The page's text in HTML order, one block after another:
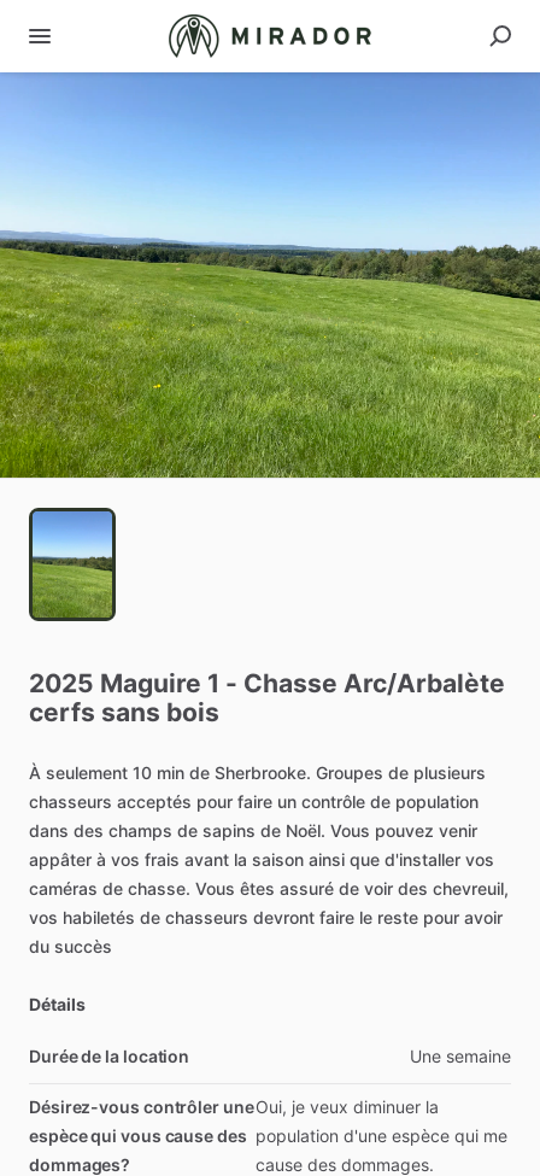
2025 Maguire 1 - Chasse Arc​/​Arbalète
cerfs sans bois
À seulement 10 min de Sherbrooke. Groupes de plusieurs
chasseurs acceptés pour faire un contrôle de population
dans des champs de sapins de Noël. Vous pouvez venir
appâter à vos frais avant la saison ainsi que d'installer vos
caméras de chasse. Vous êtes assuré de voir des chevreuil,
vos habiletés de chasseurs devront faire le reste pour avoir
du succès
Détails
Durée de la location Une semaine
Désirez-vous contrôler une
espèce qui vous cause des
dommages?
Oui, je veux diminuer la
population d'une espèce qui me
cause des dommages.